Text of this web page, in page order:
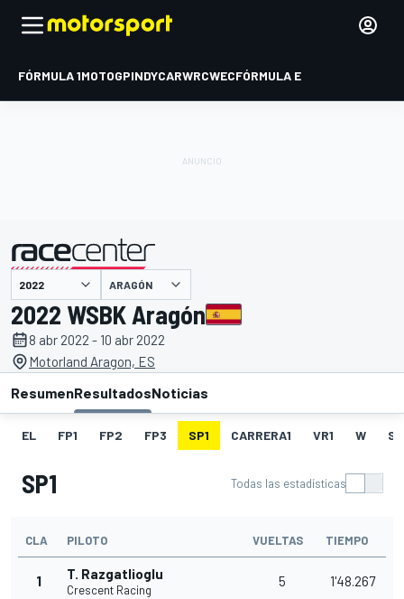
FÓRMULA 1MOTOGPINDYCARWRCWECFÓRMULA E
presentado por ARAGÓN
2022 WSBK Aragón
8 abr 2022 - 10 abr 2022
Motorland Aragon, ES
ResumenResultadosNoticias
EL FP1 FP2 FP3 SP1 CARRERA1 VR1 W
SP1 Todas las estadísticas
CLA PILOTO VUELTAS TIEMPO
1 T. Razgatlioglu
Crescent Racing
5 1'48.267